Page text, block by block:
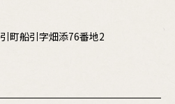
町船引字畑添76番地2